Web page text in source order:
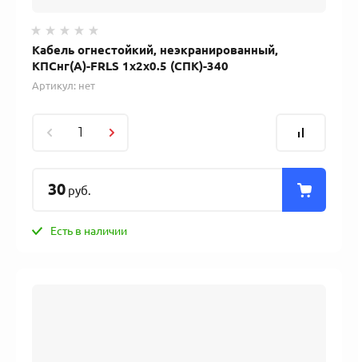
Кабель огнестойкий, неэкранированный,
КПСнг(А)-FRLS 1x2x0.5 (СПК)-340
Артикул: нет
30 руб.
Есть в наличии